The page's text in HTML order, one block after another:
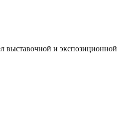
выставочной и экспозиционной